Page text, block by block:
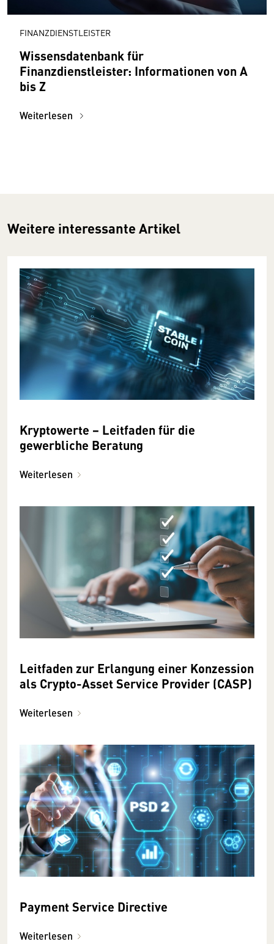
FINANZDIENSTLEISTER
Wissensdatenbank für
Finanzdienstleister: Informationen von A
bis Z
Weiterlesen
Weitere interessante Artikel
Kryptowerte − Leitfaden für die
gewerbliche Beratung
Weiterlesen
Leitfaden zur Erlangung einer Konzession
als Crypto-Asset Service Provider (CASP)
Weiterlesen
Payment Service Directive
Weiterlesen